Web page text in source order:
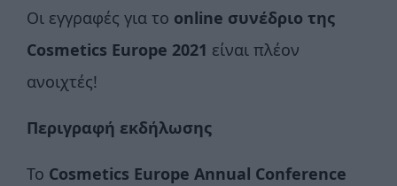
Οι εγγραφές για το online συνέδριο της
Cosmetics Europe 2021 είναι πλέον
ανοιχτές!
Περιγραφή εκδήλωσης
Το Cosmetics Europe Annual Conference